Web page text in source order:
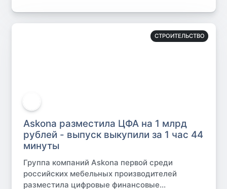
СТРОИТЕЛЬСТВО
Askona разместила ЦФА на 1 млрд
рублей - выпуск выкупили за 1 час 44
минуты
Группа компаний Askona первой среди
российских мебельных производителей
разместила цифровые финансовые...